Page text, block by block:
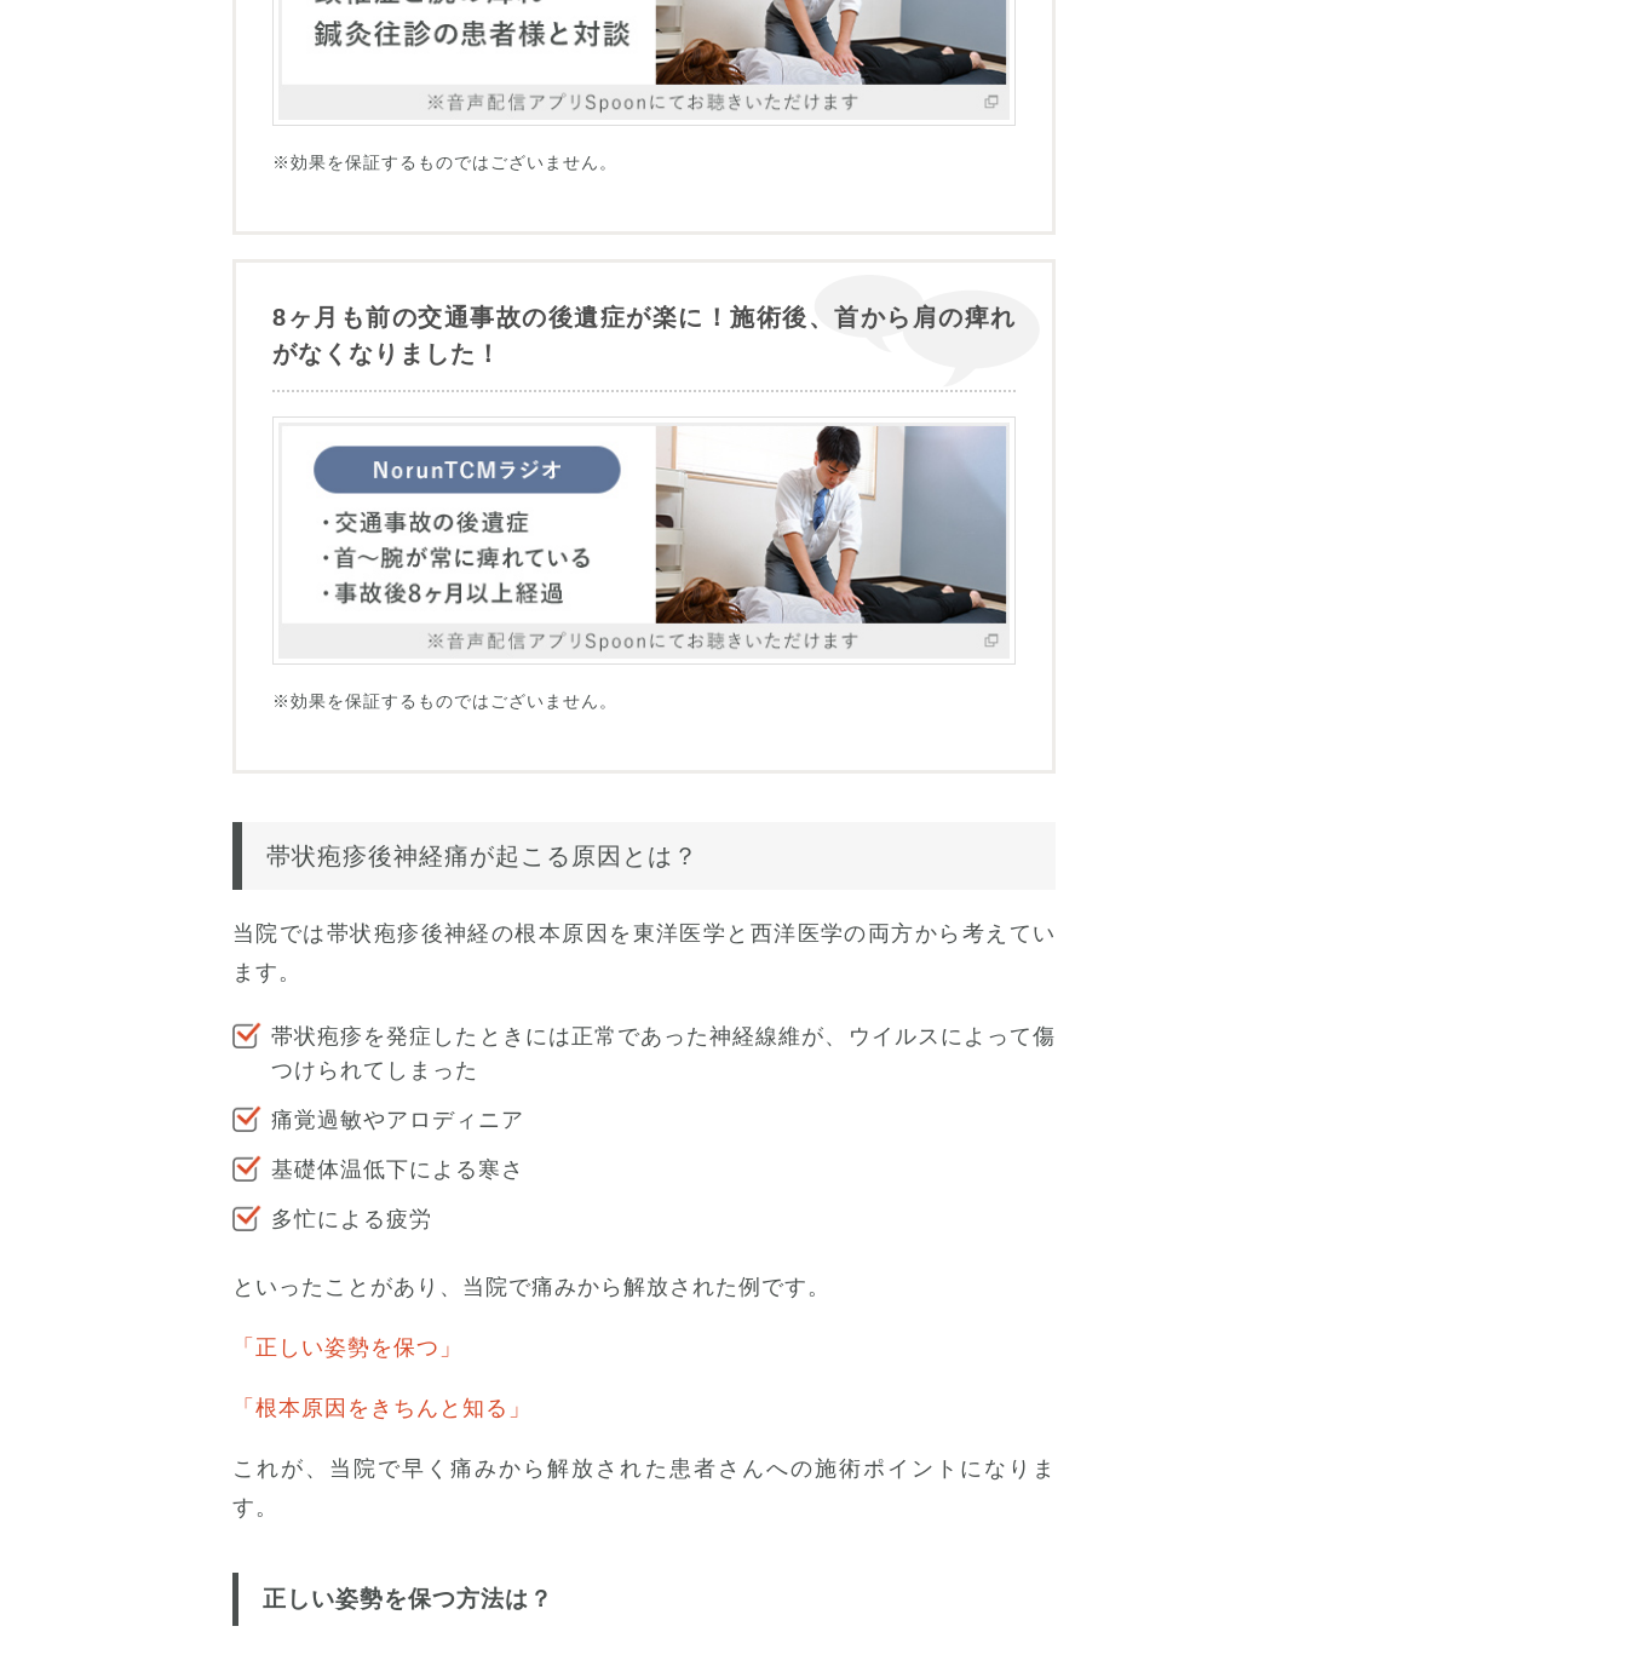
※効果を保証するものではございません。
8ヶ月も前の交通事故の後遺症が楽に！施術後、首から肩の痺れ
がなくなりました！
※効果を保証するものではございません。
帯状疱疹後神経痛が起こる原因とは？
当院では帯状疱疹後神経の根本原因を東洋医学と西洋医学の両方から考えてい
ます。
帯状疱疹を発症したときには正常であった神経線維が、ウイルスによって傷
つけられてしまった
痛覚過敏やアロディニア
基礎体温低下による寒さ
多忙による疲労
といったことがあり、当院で痛みから解放された例です。
「正しい姿勢を保つ」
「根本原因をきちんと知る」
これが、当院で早く痛みから解放された患者さんへの施術ポイントになりま
す。
正しい姿勢を保つ方法は？